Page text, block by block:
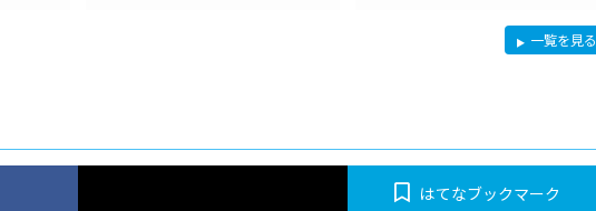
研
究
一覧を見る
はてなブックマーク